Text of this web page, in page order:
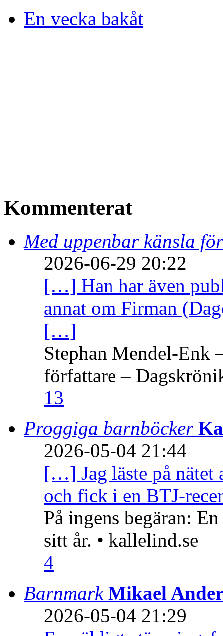
En vecka bakåt
Kommenterat
Med uppenbar känsla
2026-06-29 20:22
[…] Han har även
annat om Firman
[…]
Stephan Mendel-Enk
författare –
13
Proggiga barnböcker
2026-05-04 21:44
[…] Jag läste på nätet
och fick i en BTJ-
På ingens begäran:
sitt år. • kallelind.se
4
Barnmark Mikael
2026-05-04 21:29